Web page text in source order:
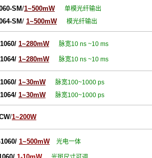
SM/1~500mW 单模光纤输出
SM/ 1~500mW 模光纤输出
1~280mW 脉宽10 ns ~10 ms
1~280mW 脉宽10 ns ~10 ms
1~30mW 脉宽100~1000 ps
1~30mW 脉宽100~1000 ps
/1~200W
1~500mW 光电一体